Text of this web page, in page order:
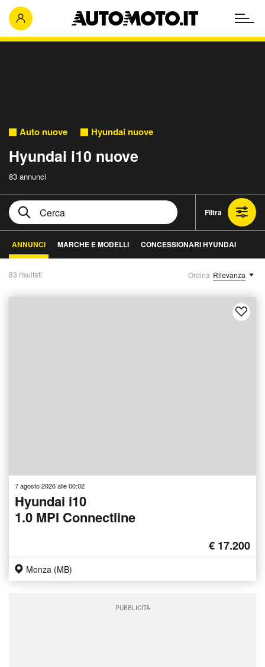
Auto nuove Hyundai nuove
Hyundai i10 nuove
83 annunci
Filtra
ANNUNCI MARCHE E MODELLI CONCESSIONARI HYUNDAI
83 risultati Ordina Rilevanza
7 agosto 2026 alle 00:02
Hyundai i10
1.0 MPI Connectline
€ 17.200
Monza (MB)
PUBBLICITÀ